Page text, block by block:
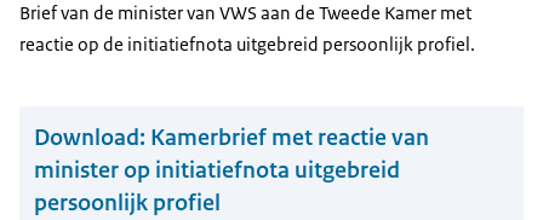
Brief van de minister van VWS aan de Tweede Kamer met
reactie op de initiatiefnota uitgebreid persoonlijk profiel.
Download: Kamerbrief met reactie van
minister op initiatiefnota uitgebreid
persoonlijk profiel